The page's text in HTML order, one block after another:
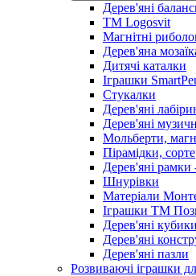
Дерев'яні
TM Logosvit
Магнітні
Дерев'яна
Дитячі каталки
Іграшки
Стукалки
Дерев'яні
Дерев'яні
Мольберти,
Пірамідки,
Дерев'яні рамки
Шнурівки
Матеріали
Іграшки ТМ
Дерев'яні кубики
Дерев'яні
Дерев'яні пазли
Розвиваючі іграшки